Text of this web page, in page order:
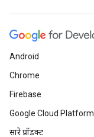
Android
Chrome
Firebase
Google Cloud Platform
सारे प्रॉडक्ट